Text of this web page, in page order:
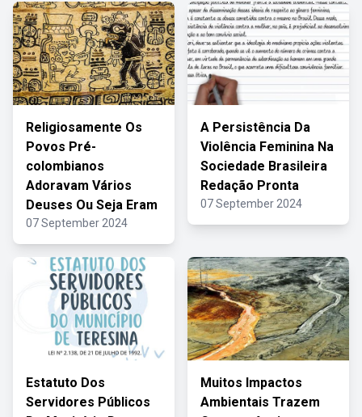
Religiosamente Os
Povos Pré-
colombianos
Adoravam Vários
Deuses Ou Seja Eram
07 September 2024
A Persistência Da
Violência Feminina Na
Sociedade Brasileira
Redação Pronta
07 September 2024
Estatuto Dos
Servidores Públicos
Muitos Impactos
Ambientais Trazem